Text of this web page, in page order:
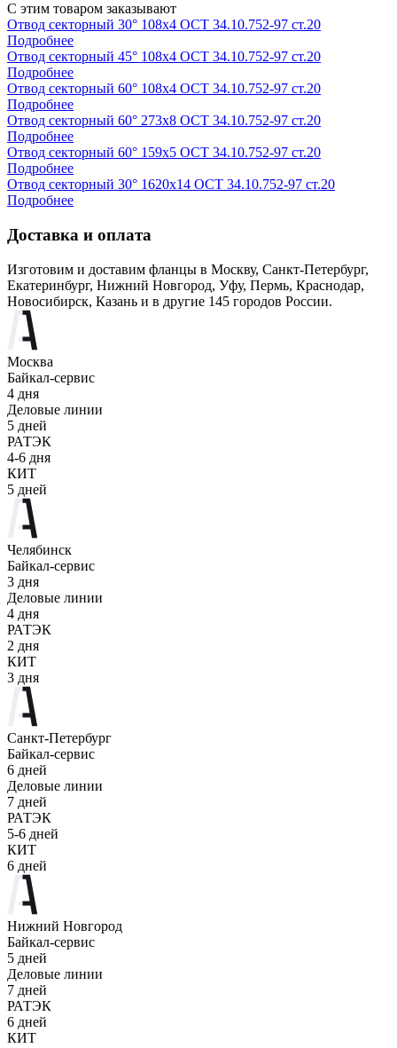
С этим товаром заказывают
Отвод секторный 30° 108x4 ОСТ 34.10.752-97 ст.20
Подробнее
Отвод секторный 45° 108x4 ОСТ 34.10.752-97 ст.20
Подробнее
Отвод секторный 60° 108x4 ОСТ 34.10.752-97 ст.20
Подробнее
Отвод секторный 60° 273x8 ОСТ 34.10.752-97 ст.20
Подробнее
Отвод секторный 60° 159x5 ОСТ 34.10.752-97 ст.20
Подробнее
Отвод секторный 30° 1620x14 ОСТ 34.10.752-97 ст.20
Подробнее
Доставка и оплата
Изготовим и доставим фланцы в Москву, Санкт-Петербург,
Екатеринбург, Нижний Новгород, Уфу, Пермь, Краснодар,
Новосибирск, Казань и в другие 145 городов России.
Москва
Байкал-сервис
4 дня
Деловые линии
5 дней
РАТЭК
4-6 дня
КИТ
5 дней
Челябинск
Байкал-сервис
3 дня
Деловые линии
4 дня
РАТЭК
2 дня
КИТ
3 дня
Санкт-Петербург
Байкал-сервис
6 дней
Деловые линии
7 дней
РАТЭК
5-6 дней
КИТ
6 дней
Нижний Новгород
Байкал-сервис
5 дней
Деловые линии
7 дней
РАТЭК
6 дней
КИТ